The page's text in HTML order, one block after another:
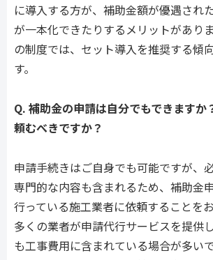
に導入する方が、補助金額が優遇され
が一本化できたりするメリットがあり
の制度では、セット導入を推奨する傾
す。
Q. 補助金の申請は自分でもできますか
頼むべきですか？
申請手続きはご自身でも可能ですが、
専門的な内容も含まれるため、補助金
行っている施工業者に依頼することを
多くの業者が申請代行サービスを提供
も工事費用に含まれている場合が多い